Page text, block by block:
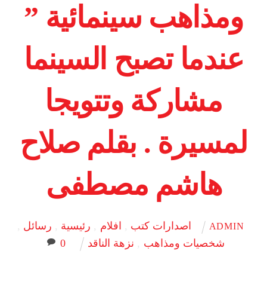
ومذاهب سينمائية ”
عندما تصبح السينما
مشاركة وتتويجا
لمسيرة . بقلم صلاح
هاشم مصطفى
ADMIN اصدارات كتب , افلام , رئيسية , رسائل ,
شخصيات ومذاهب , نزهة الناقد 0